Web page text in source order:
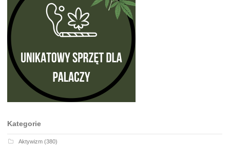
Kategorie
Aktywizm (380)